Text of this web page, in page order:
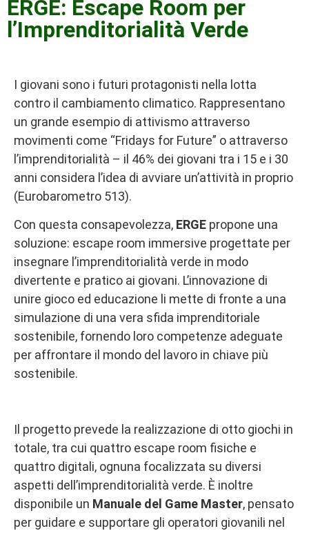
ERGE: Escape Room per
l’Imprenditorialità Verde
I giovani sono i futuri protagonisti nella lotta
contro il cambiamento climatico. Rappresentano
un grande esempio di attivismo attraverso
movimenti come “Fridays for Future” o attraverso
l’imprenditorialità – il 46% dei giovani tra i 15 e i 30
anni considera l’idea di avviare un’attività in proprio
(Eurobarometro 513).
Con questa consapevolezza, ERGE propone una
soluzione: escape room immersive progettate per
insegnare l’imprenditorialità verde in modo
divertente e pratico ai giovani. L’innovazione di
unire gioco ed educazione li mette di fronte a una
simulazione di una vera sfida imprenditoriale
sostenibile, fornendo loro competenze adeguate
per affrontare il mondo del lavoro in chiave più
sostenibile.
Il progetto prevede la realizzazione di otto giochi in
totale, tra cui quattro escape room fisiche e
quattro digitali, ognuna focalizzata su diversi
aspetti dell’imprenditorialità verde. È inoltre
disponibile un Manuale del Game Master, pensato
per guidare e supportare gli operatori giovanili nel